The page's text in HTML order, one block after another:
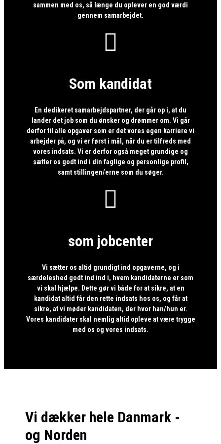
sammen med os, så længe du oplever en god værdi
gennem samarbejdet.

Som kandidat
En dedikeret samarbejdspartner, der går op i, at du
lander det job som du ønsker og drømmer om. Vi går
derfor til alle opgaver som er det vores egen karriere vi
arbejder på, og vi er først i mål, når du er tilfreds med
vores indsats. Vi er derfor også meget grundige og
sætter os godt ind i din faglige og personlige profil,
samt stillingen/erne som du søger.

som jobcenter
Vi sætter os altid grundigt ind opgaverne, og i
særdeleshed godt ind ind i, hvem kandidaterne er som
vi skal hjælpe. Dette gør vi både for at sikre, at en
kandidat altid får den rette indsats hos os, og får at
sikre, at vi møder kandidaten, der hvor han/hun er.
Vores kandidater skal nemlig altid opleve at være trygge
med os og vores indsats.
Vi dækker hele Danmark -
og Norden